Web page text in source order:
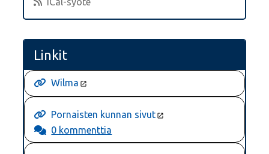
Linkit
Wilma
Pornaisten kunnan sivut
0 kommenttia